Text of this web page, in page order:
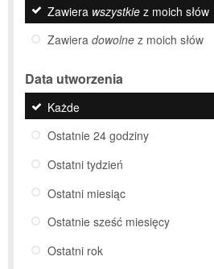
Zawiera wszystkie z moich słów
Zawiera dowolne z moich słów
Data utworzenia
Każde
Ostatnie 24 godziny
Ostatni tydzień
Ostatni miesiąc
Ostatnie sześć miesięcy
Ostatni rok